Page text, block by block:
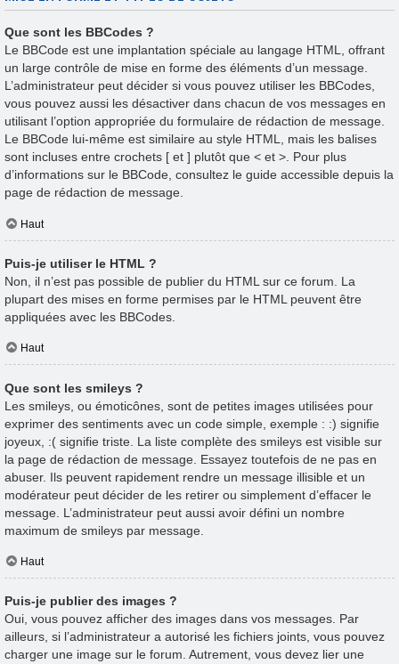
Que sont les BBCodes ?
Le BBCode est une implantation spéciale au langage HTML, offrant
un large contrôle de mise en forme des éléments d’un message.
L’administrateur peut décider si vous pouvez utiliser les BBCodes,
vous pouvez aussi les désactiver dans chacun de vos messages en
utilisant l’option appropriée du formulaire de rédaction de message.
Le BBCode lui-même est similaire au style HTML, mais les balises
sont incluses entre crochets [ et ] plutôt que < et >. Pour plus
d’informations sur le BBCode, consultez le guide accessible depuis la
page de rédaction de message.
Haut
Puis-je utiliser le HTML ?
Non, il n’est pas possible de publier du HTML sur ce forum. La
plupart des mises en forme permises par le HTML peuvent être
appliquées avec les BBCodes.
Haut
Que sont les smileys ?
Les smileys, ou émoticônes, sont de petites images utilisées pour
exprimer des sentiments avec un code simple, exemple : :) signifie
joyeux, :( signifie triste. La liste complète des smileys est visible sur
la page de rédaction de message. Essayez toutefois de ne pas en
abuser. Ils peuvent rapidement rendre un message illisible et un
modérateur peut décider de les retirer ou simplement d’effacer le
message. L’administrateur peut aussi avoir défini un nombre
maximum de smileys par message.
Haut
Puis-je publier des images ?
Oui, vous pouvez afficher des images dans vos messages. Par
ailleurs, si l’administrateur a autorisé les fichiers joints, vous pouvez
charger une image sur le forum. Autrement, vous devez lier une